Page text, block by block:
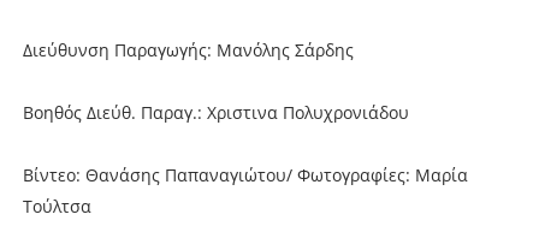
Διεύθυνση Παραγωγής: Μανόλης Σάρδης
Βοηθός Διεύθ. Παραγ.: Χριστινα Πολυχρονιάδου
Βίντεο: Θανάσης Παπαναγιώτου/ Φωτογραφίες: Μαρία
Τούλτσα